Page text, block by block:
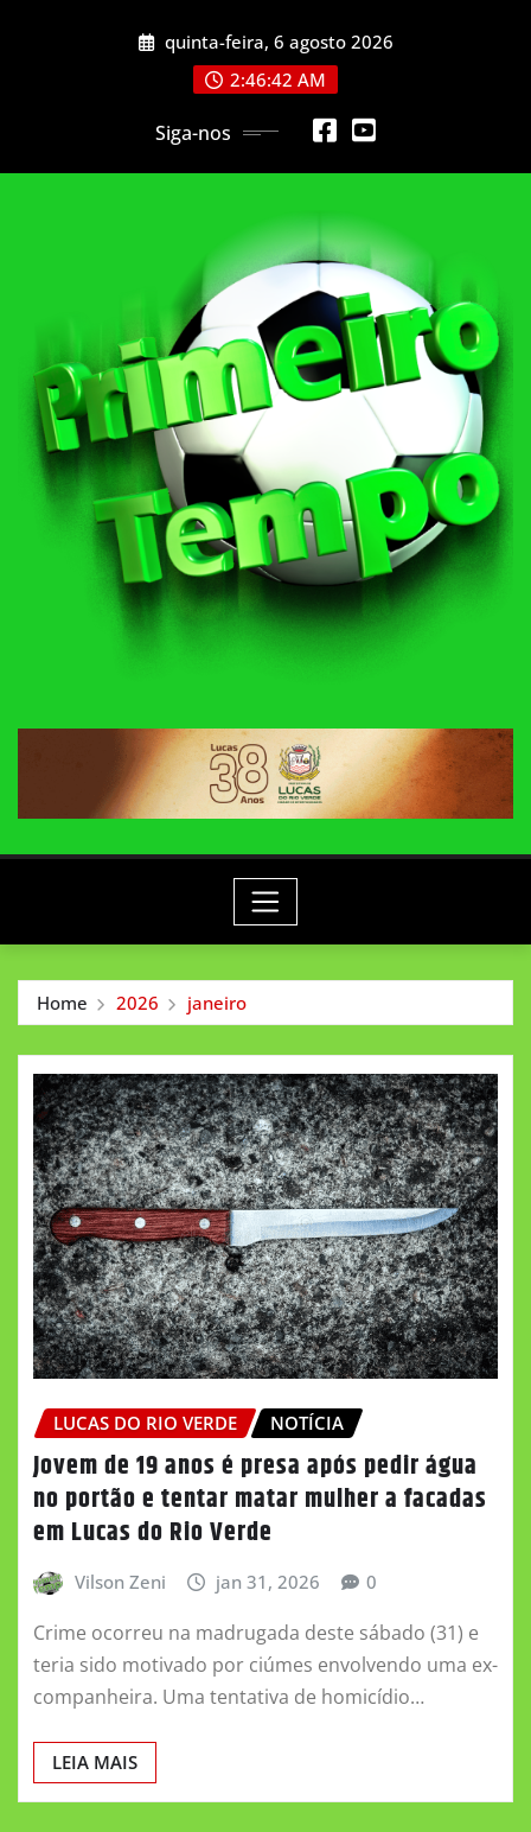
quinta-feira, 6 agosto 2026
2:46:44 AM
Siga-nos
Home 2026 janeiro
LUCAS DO RIO VERDE NOTÍCIA
Jovem de 19 anos é presa após pedir água
no portão e tentar matar mulher a facadas
em Lucas do Rio Verde
Vilson Zeni jan 31, 2026 0
Crime ocorreu na madrugada deste sábado (31) e
teria sido motivado por ciúmes envolvendo uma ex-
companheira. Uma tentativa de homicídio…
LEIA MAIS